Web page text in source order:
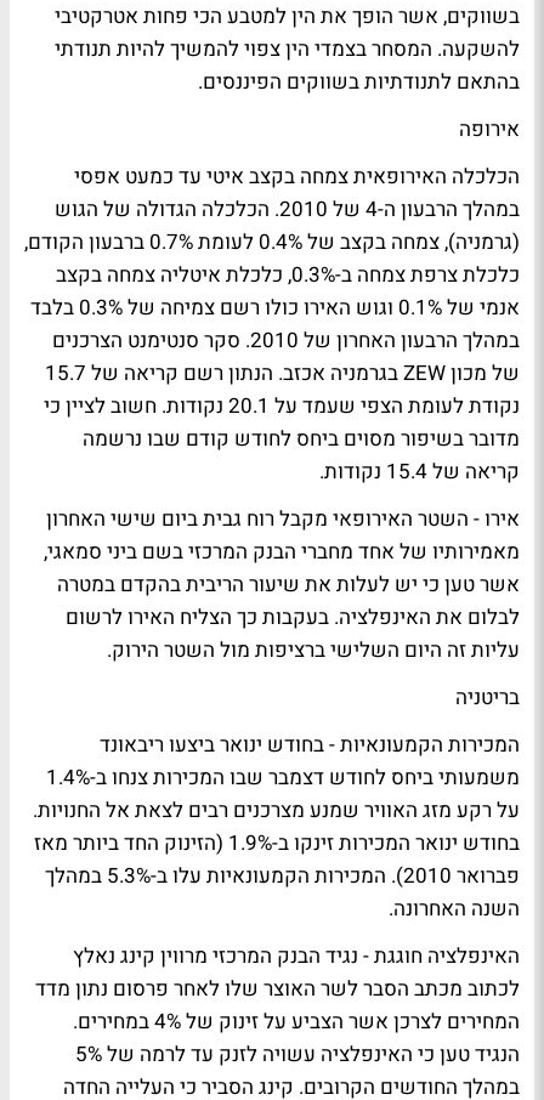
בשווקים, אשר הופך את הין למטבע הכי פחות אטרקטיבי
להשקעה. המסחר בצמדי הין צפוי להמשיך להיות תנודתי
בהתאם לתנודתיות בשווקים הפיננסים.
אירופה
הכלכלה האירופאית צמחה בקצב איטי עד כמעט אפסי
במהלך הרבעון ה-4 של 2010. הכלכלה הגדולה של הגוש
(גרמניה), צמחה בקצב של 0.4% לעומת 0.7% ברבעון הקודם,
כלכלת צרפת צמחה ב-0.3%, כלכלת איטליה צמחה בקצב
אנמי של 0.1% וגוש האירו כולו רשם צמיחה של 0.3% בלבד
במהלך הרבעון האחרון של 2010. סקר סנטימנט הצרכנים
של מכון ZEW בגרמניה אכזב. הנתון רשם קריאה של 15.7
נקודת לעומת הצפי שעמד על 20.1 נקודות. חשוב לציין כי
מדובר בשיפור מסוים ביחס לחודש קודם שבו נרשמה
קריאה של 15.4 נקודות.
אירו - השטר האירופאי מקבל רוח גבית ביום שישי האחרון
מאמירותיו של אחד מחברי הבנק המרכזי בשם ביני סמאגי,
אשר טען כי יש לעלות את שיעור הריבית בהקדם במטרה
לבלום את האינפלציה. בעקבות כך הצליח האירו לרשום
עליות זה היום השלישי ברציפות מול השטר הירוק.
בריטניה
המכירות הקמעונאיות - בחודש ינואר ביצעו ריבאונד
משמעותי ביחס לחודש דצמבר שבו המכירות צנחו ב-1.4%
על רקע מזג האוויר שמנע מצרכנים רבים לצאת אל החנויות.
בחודש ינואר המכירות זינקו ב-1.9% (הזינוק החד ביותר מאז
פברואר 2010). המכירות הקמעונאיות עלו ב-5.3% במהלך
השנה האחרונה.
האינפלציה חוגגת - נגיד הבנק המרכזי מרווין קינג נאלץ
לכתוב מכתב הסבר לשר האוצר שלו לאחר פרסום נתון מדד
המחירים לצרכן אשר הצביע על זינוק של 4% במחירים.
הנגיד טען כי האינפלציה עשויה לזנק עד לרמה של 5%
במהלך החודשים הקרובים. קינג הסביר כי העלייה החדה